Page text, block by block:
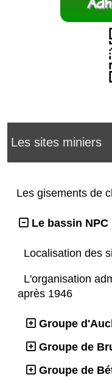
Les sites miniers
Les gisements de
Le bassin NPC
Localisation des
L'organisation
après 1946
Groupe
Groupe de
Groupe de